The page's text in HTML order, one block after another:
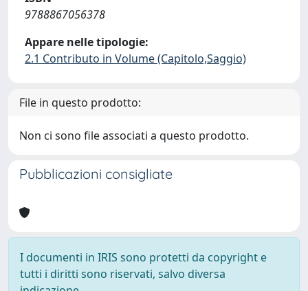
9788867056378
Appare nelle tipologie:
2.1 Contributo in Volume (Capitolo,Saggio)
File in questo prodotto:
Non ci sono file associati a questo prodotto.
Pubblicazioni consigliate
I documenti in IRIS sono protetti da copyright e
tutti i diritti sono riservati, salvo diversa